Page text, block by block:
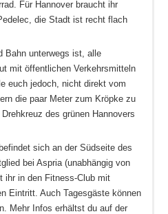
Für Hannover braucht ihr
die Stadt ist recht flach
Bahn unterwegs ist, alle
mit öffentlichen Verkehrsmitteln
euch jedoch, nicht direkt vom
die paar Meter zum Kröpke zu
des grünen Hannovers
sich an der Südseite des
bei Aspria (unabhängig von
ihr in den Fitness-Club mit
Eintritt. Auch Tagesgäste können
Mehr Infos erhältst du auf der